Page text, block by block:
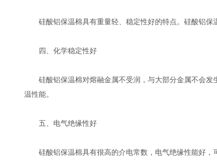
硅酸铝保温棉具有重量轻、稳定性好的特点。硅酸铝保
四、化学稳定性好
硅酸铝保温棉对熔融金属不受润，与大部分金属不会发
温性能。
五、电气绝缘性好
硅酸铝保温棉具有很高的介电常数，电气绝缘性能好，